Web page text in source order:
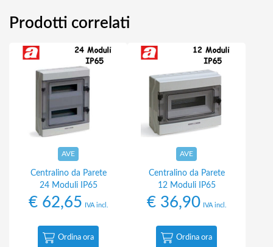
Prodotti correlati
AVE
Centralino da Parete
24 Moduli IP65
€62,65 IVA incl.
Ordina ora
AVE
Centralino da Parete
12 Moduli IP65
€36,90 IVA incl.
Ordina ora